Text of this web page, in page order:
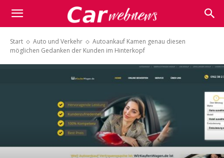
Carwebnews.com
Start Auto und Verkehr
Autoankauf Kamen genau diesen
möglichen Gedanken der Kunden im Hinterkopf